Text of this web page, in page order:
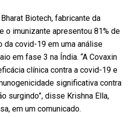
Biotech, fabricante da
o imunizante apresentou 81% de
da covid-19 em uma análise
em fase 3 na Índia. “A Covaxin
clínica contra a covid-19 e
significativa contra
surgindo”, disse Krishna Ella,
em um comunicado.